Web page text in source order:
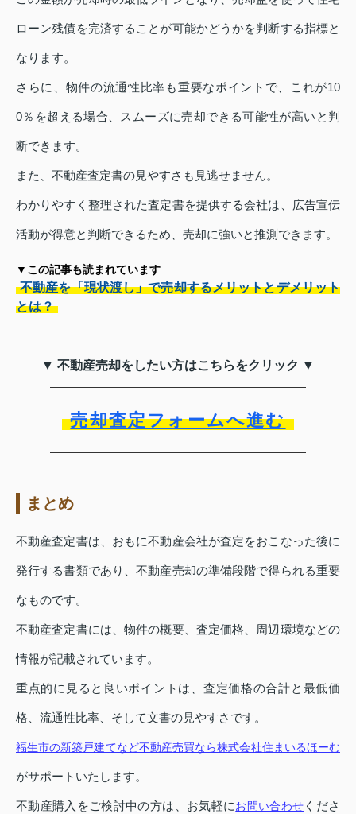
ローン残債を完済することが可能かどうかを判断する指標と
なります。
さらに、物件の流通性比率も重要なポイントで、これが10
0％を超える場合、スムーズに売却できる可能性が高いと判
断できます。
また、不動産査定書の見やすさも見逃せません。
わかりやすく整理された査定書を提供する会社は、広告宣伝
活動が得意と判断できるため、売却に強いと推測できます。
▼この記事も読まれています
不動産を「現状渡し」で売却するメリットとデメリット
とは？
▼ 不動産売却をしたい方はこちらをクリック ▼
売却査定フォームへ進む
まとめ
不動産査定書は、おもに不動産会社が査定をおこなった後に
発行する書類であり、不動産売却の準備段階で得られる重要
なものです。
不動産査定書には、物件の概要、査定価格、周辺環境などの
情報が記載されています。
重点的に見ると良いポイントは、査定価格の合計と最低価
格、流通性比率、そして文書の見やすさです。
福生市の新築戸建てなど不動産売買なら株式会社住まいるほーむ
がサポートいたします。
不動産購入をご検討中の方は、お気軽にお問い合わせ くださ